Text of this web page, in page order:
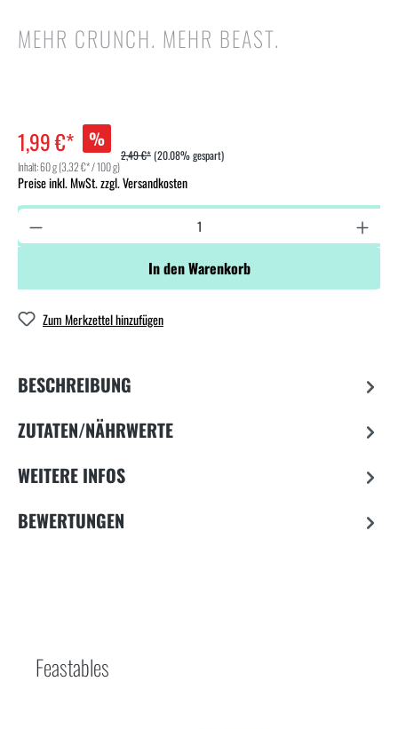
MEHR CRUNCH. MEHR BEAST.
1,99 €* %
2,49 €*(20.08% gespart)
Inhalt:60 g(3,32 €* / 100 g)
Preise inkl. MwSt. zzgl. Versandkosten
In den Warenkorb
Zum Merkzettel hinzufügen
BESCHREIBUNG
ZUTATEN/NÄHRWERTE
WEITERE INFOS
BEWERTUNGEN
Feastables